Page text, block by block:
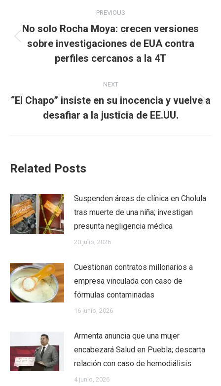
navigation
PREVIOUS
Previous
post:
No solo Rocha Moya: crecen versiones
sobre investigaciones de EUA contra
perfiles cercanos a la 4T
NEXT
Next
post:
“El Chapo” insiste en su inocencia y vuelve a
desafiar a la justicia de EE.UU.
Related Posts
Suspenden áreas de clínica en Cholula
tras muerte de una niña; investigan
presunta negligencia médica
20 julio, 2026
Cuestionan contratos millonarios a
empresa vinculada con caso de
fórmulas contaminadas
16 junio, 2026
Armenta anuncia que una mujer
encabezará Salud en Puebla; descarta
relación con caso de hemodiálisis
4 junio, 2026